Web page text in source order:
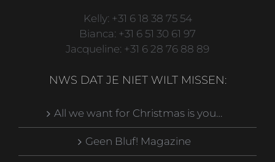
Kelly: +31 6 18 38 75 54
Bianca: +31 6 51 30 61 97
Jacqueline: +31 6 28 76 88 89
NWS DAT JE NIET WILT MISSEN:
All we want for Christmas is you…
Geen Bluf! Magazine